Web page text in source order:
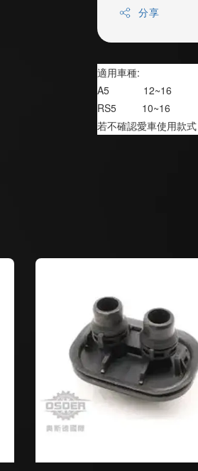
分享
適用車種:
A5            12~16
RS5         10~16
若不確認愛車使用款